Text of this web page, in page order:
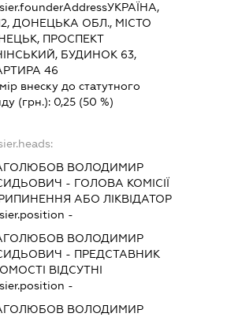
УКРАЇНА,
ДОНЕЦЬКА ОБЛ., МІСТО
ПРОСПЕКТ
БУДИНОК 63,
46
внеску до статутного
(грн.): 0,25 (50 %)
ВОЛОДИМИР
- ГОЛОВА КОМІСІЇ
АБО ЛІКВІДАТОР
-
ВОЛОДИМИР
- ПРЕДСТАВНИК
ВІДСУТНІ
-
ВОЛОДИМИР